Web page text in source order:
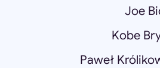
Joe
Kobe
Paweł